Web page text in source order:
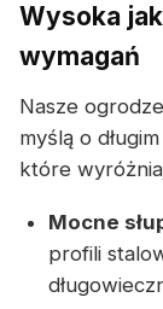
Wysoka
wymagań
Nasze
myślą o
które
Mocne
profili